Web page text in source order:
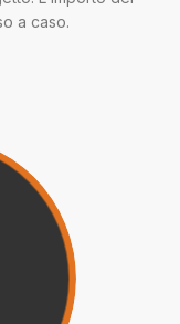
a caso.